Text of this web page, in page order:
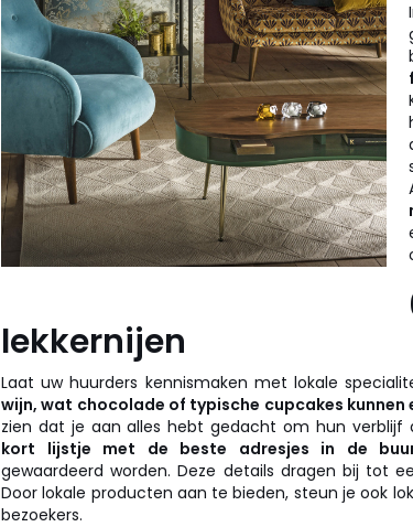
lekkernijen
Laat uw huurders kennismaken met lokale
wijn, wat chocolade of typische cupcakes
zien dat je aan alles hebt gedacht om hun verblijf
kort lijstje met de beste adresjes in de
gewaardeerd worden. Deze details dragen bij tot
Door lokale producten aan te bieden, steun je ook
bezoekers.